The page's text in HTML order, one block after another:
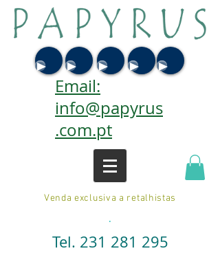
Email:
info@papyrus
.com.pt
Venda exclusiva a retalhistas
.
Tel. 231 281 295